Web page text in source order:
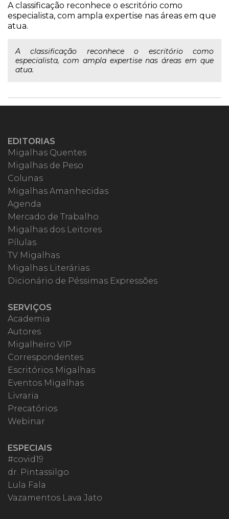
A classificação reconhece o escritório como
especialista, com ampla expertise nas áreas em que
atua.
A classificação reconhece o escritório como
especialista, com ampla expertise nas áreas em que
atua.
EDITORIAS
Migalhas Quentes
Migalhas de Peso
Colunas
Migalhas Amanhecidas
Agenda
Mercado de Trabalho
Migalhas dos Leitores
Pílulas
TV Migalhas
Migalhas Literárias
Dicionário de Péssimas Expressões
SERVIÇOS
Academia
Autores
Migalheiro VIP
Correspondentes
Escritórios Migalhas
Eventos Migalhas
Livraria
Precatórios
Webinar
ESPECIAIS
#covid19
dr. Pintassilgo
Lula Fala
Vazamentos Lava Jato